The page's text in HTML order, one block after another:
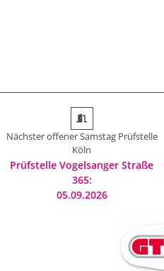
Nächster offener Samstag Prüfstelle
Köln
Prüfstelle Vogelsanger Straße
365:
05.09.2026